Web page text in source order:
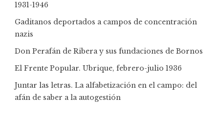
1931-1946
Gaditanos deportados a campos de concentración
nazis
Don Perafán de Ribera y sus fundaciones de Bornos
El Frente Popular. Ubrique, febrero-julio 1936
Juntar las letras. La alfabetización en el campo: del
afán de saber a la autogestión